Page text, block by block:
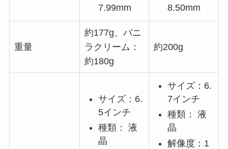
7.99mm
8.50mm
重量
約177g、バニ
ラクリーム：
約180g
約200g
サイズ：6.
5インチ
種類： 液
晶
サイズ：6.
7インチ
種類： 液
晶
解像度：1